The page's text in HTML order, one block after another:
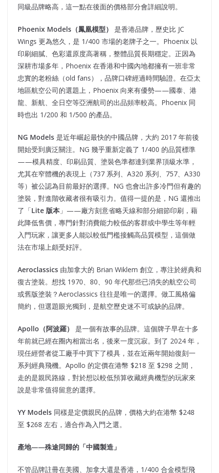
同級品牌略高，這一點在後面的價格部分會詳細說明。
Phoenix Models （鳳凰模型）
是香港品牌，歷史比 JC
Wings 更為悠久，是 1/400 市場的老牌子之一。Phoenix 以
印刷細膩、色彩還原度高著稱，整體品質長期穩定。正因為
深耕市場多年，Phoenix 在香港和中國內地都擁有一班非常
忠實的老粉絲（old fans），品牌口碑經過時間驗證。在亞太
地區航空公司的選題上，Phoenix 向來有優勢——國泰、港
龍、新航、全日空等亞洲航司的出品頻率較高。Phoenix 同
時也出 1/200 和 1/500 的產品。
NG Models 是近年崛起最快的中國品牌，大約 2017 年前後
開始受到廣泛關注。NG 幾乎重新定義了 1/400 的品質標準
——模具精度、印刷品質、塗裝色準都達到業界頂級水準，
尤其在窄體機的表現上（737 系列、A320 系列、757、A330
等）被公認為目前最好的選擇。NG 也會出許多冷門但有趣的
塗裝，對進階收藏者很有吸引力。值得一提的是，NG 還推出
了「Lite 版本 」——廠方刻意省略天線和部分細節印刷，藉
此降低售價，專門針對消費能力較低的客群或中學生等年輕
入門玩家，讓更多人能以較低門檻接觸高品質模型，這個做
法在市場上頗受好評。
Aeroclassics 由加拿大的 Brian Wiklem 創立，專注於經典和
復古塗裝。想找 1970、80、90 年代那些已消失的航空公司
或舊版塗裝？Aeroclassics 往往是唯一的選擇。做工風格偏
簡約，但選題眼光獨到，是航空歷史迷不可或缺的品牌。
Apollo （阿波羅）
是一個有故事的品牌。這個牌子早在十多
年前就已經在圈內相當出名，後來一度沉寂。到了 2024 年，
現任經營者從工廠手中買下了模具，並在近兩年開始復刻一
系列經典飛機。Apollo 的定價在港幣 $218 至 $298 之間，
走的是親民路線，對於想以較低預算收藏經典機型的玩家來
說是非常值得留意的選擇。
YY Models 同樣是定價親民的品牌，價格大約在港幣 $248
至 $268 左右，適合作為入門之選。
產地——殊途同歸的「中國製造」
不管品牌註冊在美國、加拿大還是香港，1/400 合金模型飛